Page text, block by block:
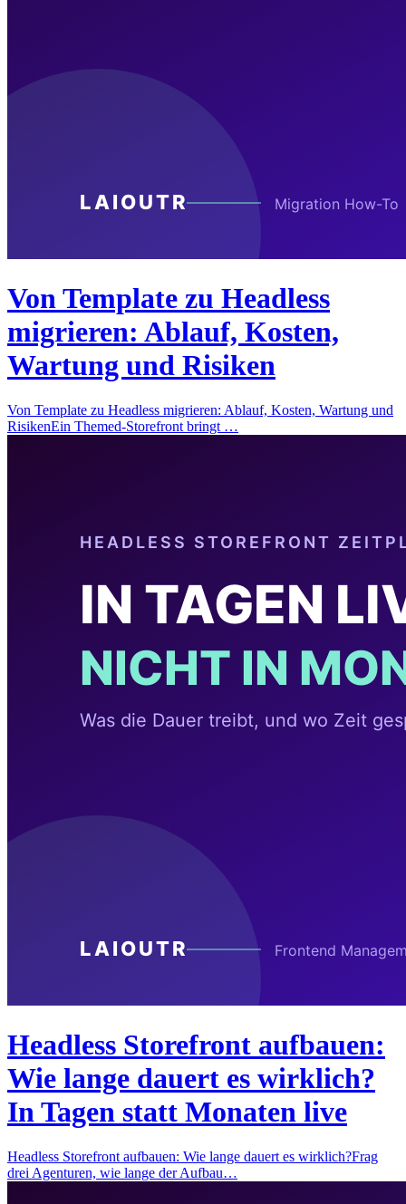
Von Template zu Headless
migrieren: Ablauf, Kosten,
Wartung und Risiken
Von Template zu Headless migrieren: Ablauf, Kosten, Wartung und
RisikenEin Themed-Storefront bringt …
Headless Storefront aufbauen:
Wie lange dauert es wirklich?
In Tagen statt Monaten live
Headless Storefront aufbauen: Wie lange dauert es wirklich?Frag
drei Agenturen, wie lange der Aufbau…